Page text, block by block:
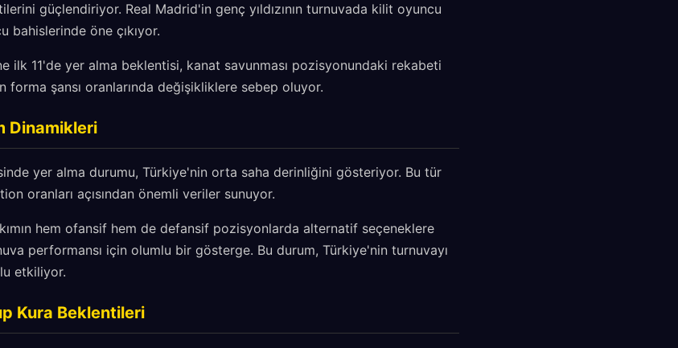
güçlendiriyor. Real Madrid'in genç yıldızının turnuvada kilit oyuncu
bahislerinde öne çıkıyor.
ilk 11'de yer alma beklentisi, kanat savunması pozisyonundaki rekabeti
forma şansı oranlarında değişikliklere sebep oluyor.
Dinamikleri
yer alma durumu, Türkiye'nin orta saha derinliğini gösteriyor. Bu tür
oranları açısından önemli veriler sunuyor.
hem ofansif hem de defansif pozisyonlarda alternatif seçeneklere
performansı için olumlu bir gösterge. Bu durum, Türkiye'nin turnuvayı
etkiliyor.
Kura Beklentileri